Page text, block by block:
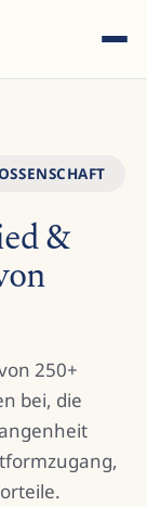
Beiträgen zu
&
250+
bei, die